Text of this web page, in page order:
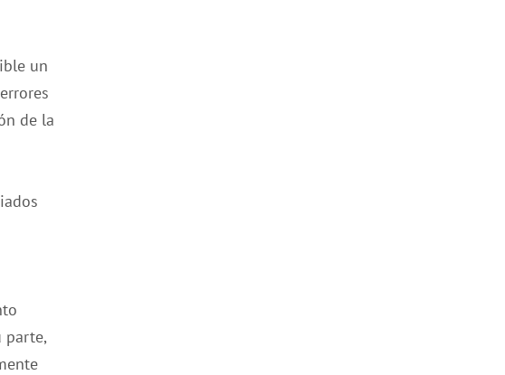
un
de la
parte,